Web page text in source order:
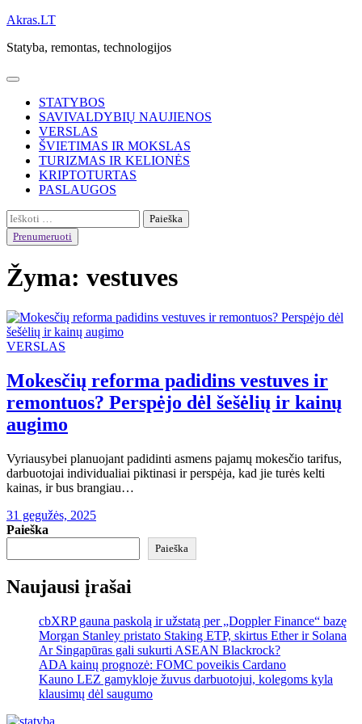
Skip
content
Akras.LT
Statyba, remontas, technologijos
STATYBOS
SAVIVALDYBIŲ NAUJIENOS
VERSLAS
ŠVIETIMAS IR MOKSLAS
TURIZMAS IR KELIONĖS
KRIPTOTURTAS
PASLAUGOS
Ieškoti:
Prenumeruoti
Žyma: vestuves
VERSLAS
Mokesčių reforma padidins vestuves ir
remontuos? Perspėjo dėl šešėlių ir kainų
augimo
Vyriausybei planuojant padidinti asmens pajamų mokesčio tarifus,
darbuotojai individualiai piktinasi ir perspėja, kad jie turės kelti
kainas, ir bus brangiau…
31 gegužės, 2025
Paieška
Paieška
Naujausi įrašai
cbXRP gauna paskolą ir užstatą per „Doppler Finance“ bazę
Morgan Stanley pristato Staking ETP, skirtus Ether ir Solana
Ar Singapūras gali sukurti ASEAN Blackrock?
ADA kainų prognozė: FOMC poveikis Cardano
Kauno LEZ gamykloje žuvus darbuotojui, kolegoms kyla
klausimų dėl saugumo